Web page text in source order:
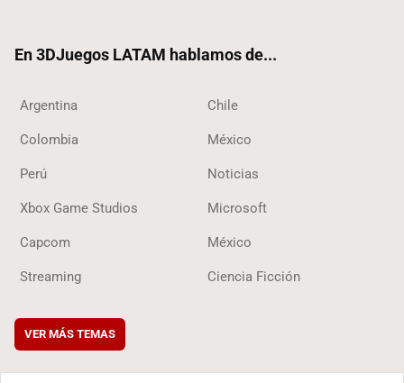
En 3DJuegos LATAM hablamos de...
Argentina Chile
Colombia México
Perú Noticias
Xbox Game Studios Microsoft
Capcom México
Streaming Ciencia Ficción
VER MÁS TEMAS